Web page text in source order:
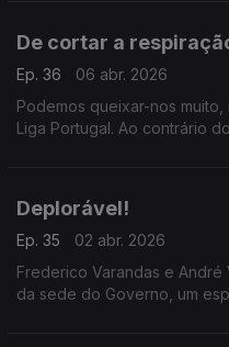
De cortar a
Ep. 36
06 abr. 2026
Podemos queixar-nos
Liga Portugal. Ao contrário
Deplorável!
Ep. 35
02 abr. 2026
Frederico Varandas e André
da sede do Governo, um